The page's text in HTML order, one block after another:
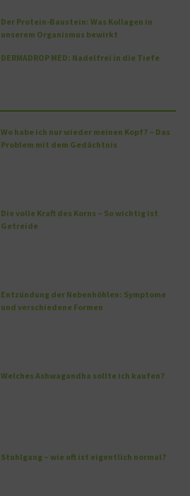
Der Protein-Baustein: Was Kollagen in
unserem Organismus bewirkt
DERMADROP MED: Nadelfrei in die Tiefe
Wo habe ich nur wieder meinen Kopf? – Das
Problem mit dem Gedächtnis
Die volle Kraft des Korns – So wichtig ist
Getreide
Entzündung der Nebenhöhlen: Symptome
und verschiedene Formen
Welches Ashwagandha sollte ich kaufen?
Stuhlgang – wie oft ist eigentlich normal?